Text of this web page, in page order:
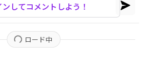
ンしてコメントしよう！
ロード中